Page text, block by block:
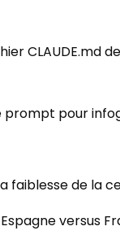
CLAUDE.md
prompt pour
faiblesse de la
versus